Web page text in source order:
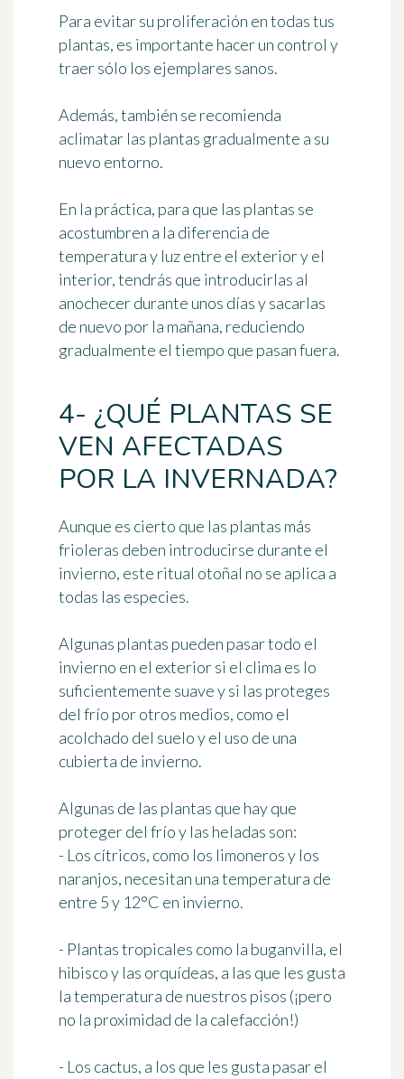
Para evitar su proliferación en todas tus
plantas, es importante hacer un control y
traer sólo los ejemplares sanos.
Además, también se recomienda
aclimatar las plantas gradualmente a su
nuevo entorno.
En la práctica, para que las plantas se
acostumbren a la diferencia de
temperatura y luz entre el exterior y el
interior, tendrás que introducirlas al
anochecer durante unos días y sacarlas
de nuevo por la mañana, reduciendo
gradualmente el tiempo que pasan fuera.
4- ¿QUÉ PLANTAS SE
VEN AFECTADAS
POR LA INVERNADA?
Aunque es cierto que las plantas más
frioleras deben introducirse durante el
invierno, este ritual otoñal no se aplica a
todas las especies.
Algunas plantas pueden pasar todo el
invierno en el exterior si el clima es lo
suficientemente suave y si las proteges
del frío por otros medios, como el
acolchado del suelo y el uso de una
cubierta de invierno.
Algunas de las plantas que hay que
proteger del frío y las heladas son:
- Los cítricos, como los limoneros y los
naranjos, necesitan una temperatura de
entre 5 y 12°C en invierno.
- Plantas tropicales como la buganvilla, el
hibisco y las orquídeas, a las que les gusta
la temperatura de nuestros pisos (¡pero
no la proximidad de la calefacción!)
- Los cactus, a los que les gusta pasar el